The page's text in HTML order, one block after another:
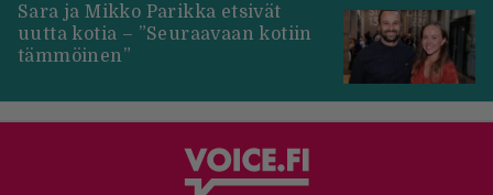
Sara ja Mikko Parikka etsivät
uutta kotia – ”Seuraavaan kotiin
tämmöinen”